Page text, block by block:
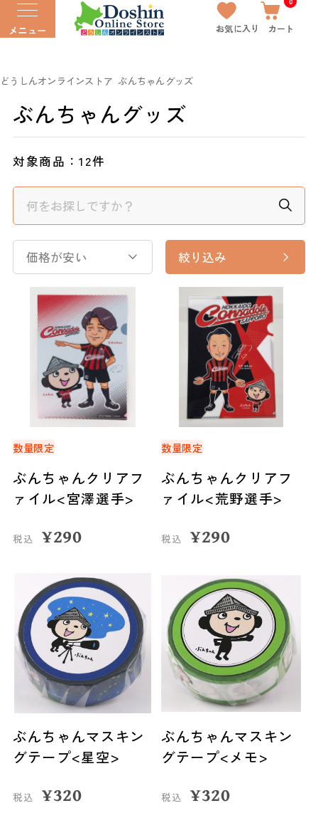
メニュー お気に入り カート
どうしんオンラインストア ぶんちゃんグッズ
ぶんちゃんグッズ
対象商品：12件
価格が安い 絞り込み
数量限定
ぶんちゃんクリアフ
ァイル<宮澤選手>
税込 ¥290
数量限定
ぶんちゃんクリアフ
ァイル<荒野選手>
税込 ¥290
ぶんちゃんマスキン
グテープ<星空>
税込 ¥320
ぶんちゃんマスキン
グテープ<メモ>
税込 ¥320